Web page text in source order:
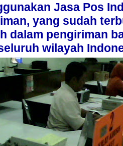
Jasa Pos
yang sudah terb
dalam pengiriman
wilayah